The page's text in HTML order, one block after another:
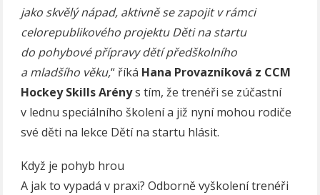
jako skvělý nápad, aktivně se zapojit v rámci
celorepublikového projektu Děti na startu
do pohybové přípravy dětí předškolního
a mladšího věku,“ říká Hana Provazníková z CCM
Hockey Skills Arénys tím, že trenéři se zúčastní
v lednu speciálního školení a již nyní mohou rodiče
své děti na lekce Dětí na startu hlásit.
Když je pohyb hrou
A jak to vypadá v praxi? Odborně vyškolení trenéři